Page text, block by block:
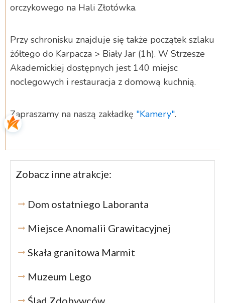
orczykowego na Hali Złotówka.
Przy schronisku znajduje się także początek szlaku
żółtego do Karpacza > Biały Jar (1h). W Strzesze
Akademickiej dostępnych jest 140 miejsc
noclegowych i restauracja z domową kuchnią.
Zapraszamy na naszą zakładkę "Kamery".
Zobacz inne atrakcje:
Dom ostatniego Laboranta
Miejsce Anomalii Grawitacyjnej
Skała granitowa Marmit
Muzeum Lego
Ślad Zdobywców